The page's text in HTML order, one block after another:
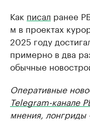
Как писал ранее
м в проектах
2025 году
примерно в два
обычные
Оперативные
Telegram-канале
мнения,